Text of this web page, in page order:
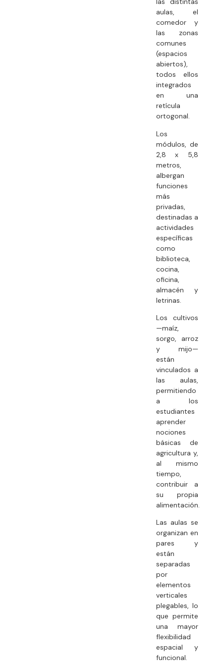
aulas, el
comedor y
las zonas
comunes
(espacios
abiertos),
todos ellos
integrados
en una
retícula
ortogonal.
Los
módulos, de
2,8 x 5,8
metros,
albergan
funciones
más
privadas,
destinadas a
actividades
específicas
como
biblioteca,
cocina,
oficina,
almacén y
letrinas.
Los cultivos
—maíz,
sorgo, arroz
y mijo—
están
vinculados a
las aulas,
permitiendo
a los
estudiantes
aprender
nociones
básicas de
agricultura y,
al mismo
tiempo,
contribuir a
su propia
alimentación.
Las aulas se
organizan en
pares y
están
separadas
por
elementos
verticales
plegables, lo
que permite
una mayor
flexibilidad
espacial y
funcional.